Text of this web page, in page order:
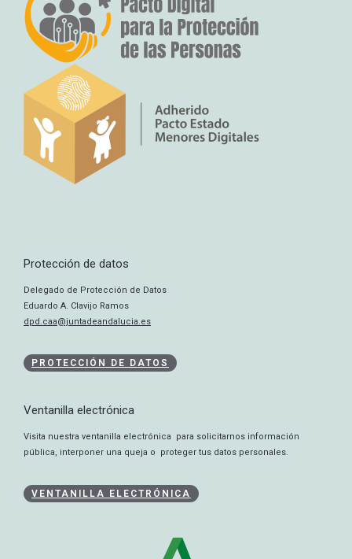
Protección de datos
Delegado de Protección de Datos
Eduardo A. Clavijo Ramos
dpd.caa@juntadeandalucia.es
PROTECCIÓN DE DATOS
Ventanilla electrónica
Visita nuestra ventanilla electrónica para solicitarnos información
pública, interponer una queja o proteger tus datos personales.
VENTANILLA ELECTRÓNICA